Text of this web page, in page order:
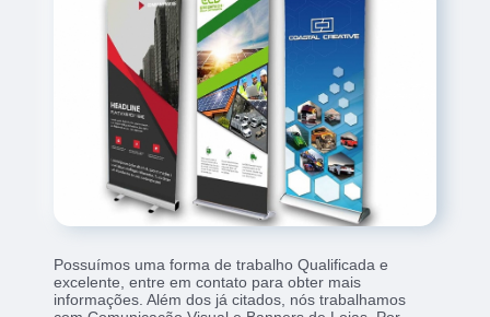
Possuímos uma forma de trabalho Qualificada e
excelente, entre em contato para obter mais
informações. Além dos já citados, nós trabalhamos